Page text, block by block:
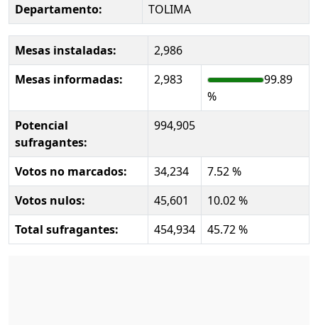
Departamento:
TOLIMA
Mesas instaladas:
2,986
Mesas informadas:
2,983
99.89
%
Potencial
sufragantes:
994,905
Votos no marcados: 34,234
7.52 %
Votos nulos:
45,601
10.02 %
Total sufragantes:
454,934 45.72 %